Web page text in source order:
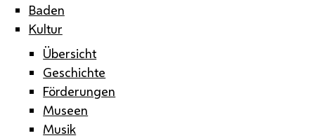
Baden
Kultur
Übersicht
Geschichte
Förderungen
Museen
Musik